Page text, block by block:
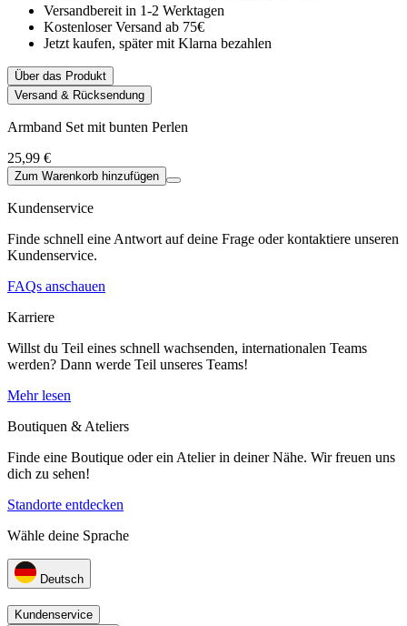
Versandbereit in 1-2 Werktagen
Kostenloser Versand ab 75€
Jetzt kaufen, später mit Klarna bezahlen
Über das Produkt
Versand & Rücksendung
Armband Set mit bunten Perlen
25,99 €
Zum Warenkorb hinzufügen
Kundenservice
Finde schnell eine Antwort auf deine Frage oder kontaktiere unseren
Kundenservice.
FAQs anschauen
Karriere
Willst du Teil eines schnell wachsenden, internationalen Teams
werden? Dann werde Teil unseres Teams!
Mehr lesen
Boutiquen & Ateliers
Finde eine Boutique oder ein Atelier in deiner Nähe. Wir freuen uns
dich zu sehen!
Standorte entdecken
Wähle deine Sprache
Deutsch
Kundenservice